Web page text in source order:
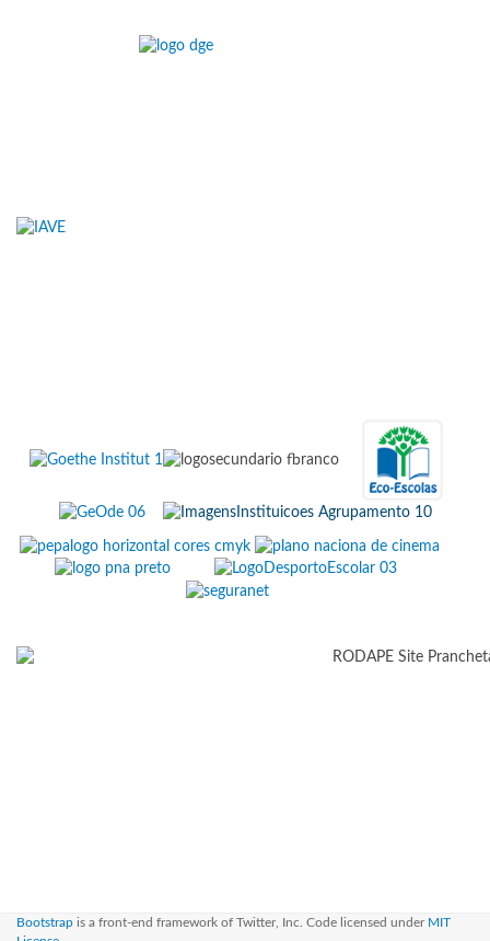
Bootstrap is a front-end framework of Twitter, Inc. Code licensed under MIT